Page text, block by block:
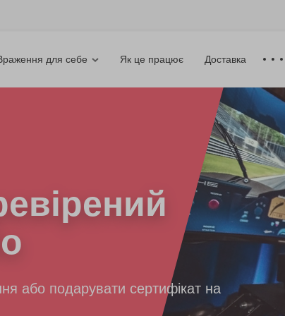
для себе Як це працює Доставка
або подарувати сертифікат на